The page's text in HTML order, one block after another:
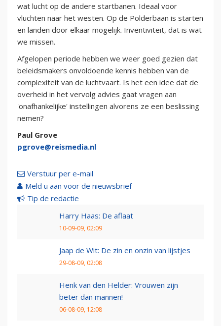
wat lucht op de andere startbanen. Ideaal voor
vluchten naar het westen. Op de Polderbaan is starten
en landen door elkaar mogelijk. Inventiviteit, dat is wat
we missen.
Afgelopen periode hebben we weer goed gezien dat
beleidsmakers onvoldoende kennis hebben van de
complexiteit van de luchtvaart. Is het een idee dat de
overheid in het vervolg advies gaat vragen aan
'onafhankelijke' instellingen alvorens ze een beslissing
nemen?
Paul Grove
pgrove@reismedia.nl
Verstuur per e-mail
Meld u aan voor de nieuwsbrief
Tip de redactie
Harry Haas: De aflaat
10-09-09, 02:09
Jaap de Wit: De zin en onzin van lijstjes
29-08-09, 02:08
Henk van den Helder: Vrouwen zijn
beter dan mannen!
06-08-09, 12:08